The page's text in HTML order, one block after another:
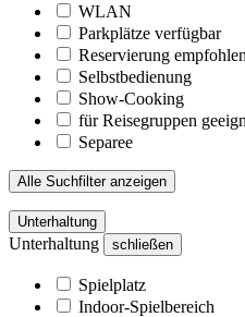
WLAN
Parkplätze verfügbar
Reservierung empfohlen
Selbstbedienung
Show-Cooking
für Reisegruppen
Separee
Alle Suchfilter anzeigen
Unterhaltung
Unterhaltung schließen
Spielplatz
Indoor-Spielbereich